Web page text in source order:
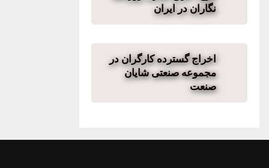
نگاران در ایران
اخراج گسترده کارگران در
مجموعه صنعتی شایان
صنعت